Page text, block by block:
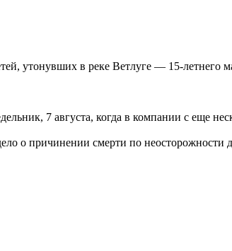
утонувших в реке Ветлуге — 15-
7 августа, когда в компании с еще
о причинении смерти по